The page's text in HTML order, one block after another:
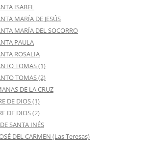
ISABEL
MARÍA DE JESÚS
MARÍA DEL SOCORRO
PAULA
ROSALIA
TOMAS (1)
TOMAS (2)
DE LA CRUZ
DE DIOS (1)
DE DIOS (2)
SANTA INÉS
DEL CARMEN (Las Teresas)